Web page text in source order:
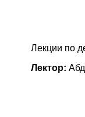
Лекции по
Лектор: